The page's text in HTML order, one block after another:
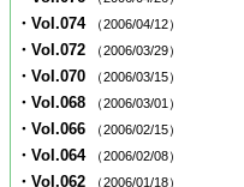
・Vol.074 （2006/04/12）
・Vol.072 （2006/03/29）
・Vol.070 （2006/03/15）
・Vol.068 （2006/03/01）
・Vol.066 （2006/02/15）
・Vol.064 （2006/02/08）
・Vol.062 （2006/01/18）